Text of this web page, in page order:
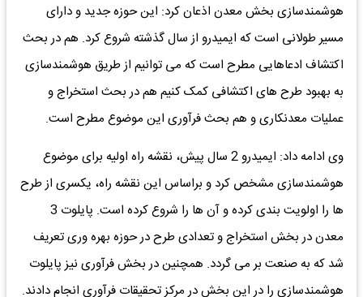
هوشمندسازی بخش معدن اذعان کرد: این حوزه جدید و دارای
مسیر طولانی است که ایمیدرو از سال گذشته شروع کرد. هم در بحث
اکتشاف ادعاهایی مطرح است که می توانیم از طریق هوشمندسازی
به بهبود طرح های اکتشافی کمک کنیم هم در بحث استخراج و
عملیات معدنکاری و هم بحث فرآوری این موضوع مطرح است.
وی ادامه داد: ایمیدرو 2 سال پیش، نقشه راه اولیه برای موضوع
هوشمندسازی مشخص کرد و براساس این نقشه راه، یکسری از طرح
ها را اولویت بندی کرده و آن ها را شروع کرده است. پایلوت 3
معدن در بخش استخراج و تعدادی طرح در حوزه بهره وری تعریف
شد که به صنعت بر می گردد. همچنین در بخش فرآوری نیز پایلوت
هوشمندسازی را در این بخش در مرکز تحقیقات فرآوری انجام دادند.